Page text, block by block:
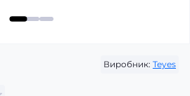
Виробник: Teyes